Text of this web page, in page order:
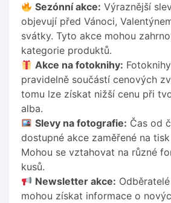
Sezónní akce: Výraznější
objevují před Vánoci,
svátky. Tyto akce mohou
kategorie produktů.
Akce na fotoknihy:
pravidelně součástí cenových
tomu lze získat nižší cenu při
alba.
Slevy na fotografie: Čas od
dostupné akce zaměřené na
Mohou se vztahovat na různé
kusů.
Newsletter akce:
mohou získat informace o